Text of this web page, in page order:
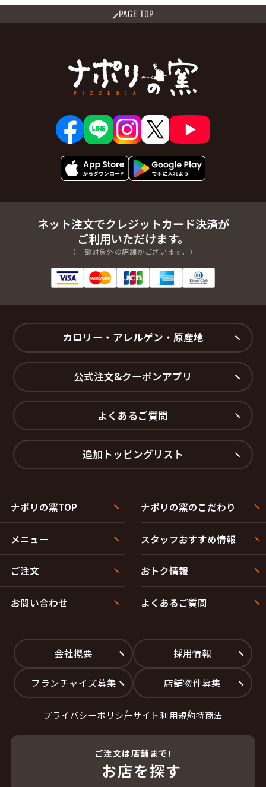
PAGE TOP
ネット注文でクレジットカード決済が
ご利用いただけます。
（一部対象外の店舗がございます。）
カロリー・アレルゲン・原産地
公式注文&クーポンアプリ
よくあるご質問
追加トッピングリスト
ナポリの窯TOP ナポリの窯のこだわり
メニュー スタッフおすすめ情報
ご注文 おトク情報
お問い合わせ よくあるご質問
会社概要 採用情報
フランチャイズ募集 店舗物件募集
プライバシーポリシーサイト利用規約特商法
ご注文は店舗まで!
お店を探す